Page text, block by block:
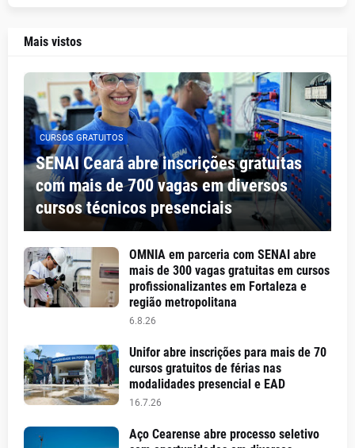
Mais vistos
CURSOS GRATUITOS
SENAI Ceará abre inscrições gratuitas
com mais de 700 vagas em diversos
cursos técnicos presenciais
OMNIA em parceria com SENAI abre
mais de 300 vagas gratuitas em cursos
profissionalizantes em Fortaleza e
região metropolitana
6.8.26
Unifor abre inscrições para mais de 70
cursos gratuitos de férias nas
modalidades presencial e EAD
16.7.26
Aço Cearense abre processo seletivo